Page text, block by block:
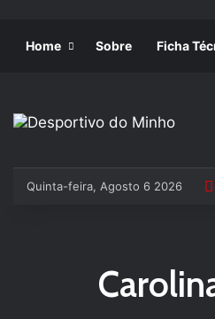
Home Sobre Ficha
Quinta-feira, Agosto 6 2026